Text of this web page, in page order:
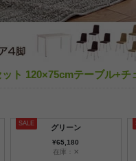
ト 120×75cmテーブル+チ
グリーン
¥65,180
在庫：✕